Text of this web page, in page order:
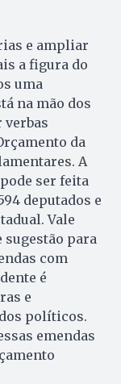
e ampliar
a figura do
uma
na mão dos
verbas
da
A
ser feita
deputados e
Vale
sugestão para
com
é
e
políticos.
emendas